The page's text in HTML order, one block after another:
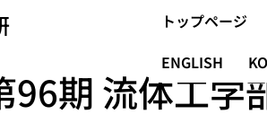
トップページ
ENGLISH
96期 流体工